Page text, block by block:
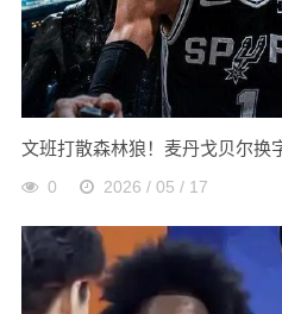
文班打散森林狼！麦丹戈贝尔换
0 2026 / 05 / 17